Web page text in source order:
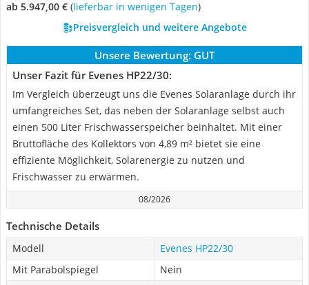
ab 5.947,00 € ( Lieferbar in wenigen Tagen)
Preisvergleich und weitere Angebote
Unsere Bewertung: GUT
Unser Fazit für Evenes HP22/30:
Im Vergleich überzeugt uns die Evenes Solaranlage durch ihr
umfangreiches Set, das neben der Solaranlage selbst auch
einen 500 Liter Frischwasserspeicher beinhaltet. Mit einer
Bruttofläche des Kollektors von 4,89 m² bietet sie eine
effiziente Möglichkeit, Solarenergie zu nutzen und
Frischwasser zu erwärmen.
08/2026
Technische Details
Modell
Evenes HP22/30
Mit Parabolspiegel
Nein